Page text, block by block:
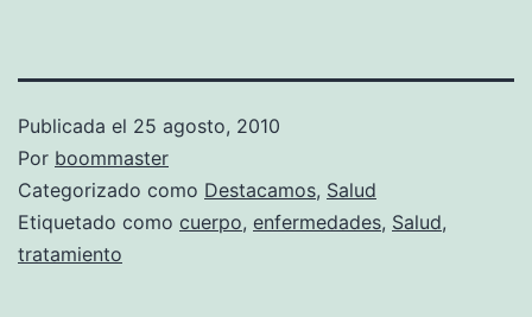
Publicada el 25 agosto, 2010
Por boommaster
Categorizado como Destacamos, Salud
Etiquetado como cuerpo, enfermedades, Salud,
tratamiento